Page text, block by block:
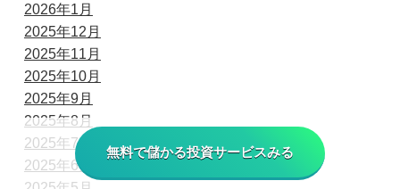
2026年1月
2025年12月
2025年11月
2025年10月
2025年9月
2025年8月
2025年7月
2025年6月
無料で儲かる投資サービスみる